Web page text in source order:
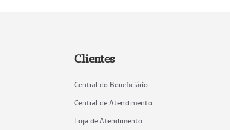
Clientes
Central do Beneficiário
Central de Atendimento
Loja de Atendimento